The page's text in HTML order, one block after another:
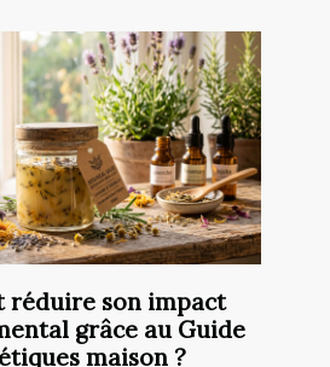
réduire son impact
grâce au Guide
maison ?